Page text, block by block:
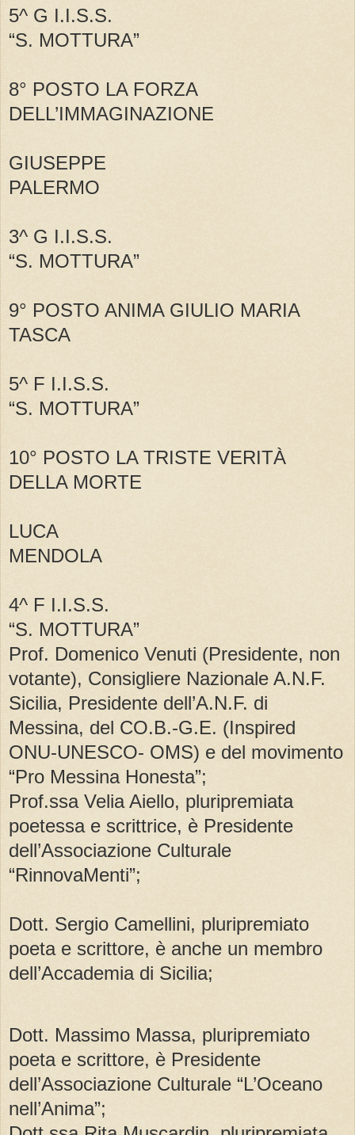
5^ G I.I.S.S.
“S. MOTTURA”
8° POSTO LA FORZA
DELL’IMMAGINAZIONE
GIUSEPPE
PALERMO
3^ G I.I.S.S.
“S. MOTTURA”
9° POSTO ANIMA GIULIO MARIA
TASCA
5^ F I.I.S.S.
“S. MOTTURA”
10° POSTO LA TRISTE VERITÀ
DELLA MORTE
LUCA
MENDOLA
4^ F I.I.S.S.
“S. MOTTURA”
Prof. Domenico Venuti (Presidente, non
votante), Consigliere Nazionale A.N.F.
Sicilia, Presidente dell’A.N.F. di
Messina, del CO.B.-G.E. (Inspired
ONU-UNESCO- OMS) e del movimento
“Pro Messina Honesta”;
Prof.ssa Velia Aiello, pluripremiata
poetessa e scrittrice, è Presidente
dell’Associazione Culturale
“RinnovaMenti”;
Dott. Sergio Camellini, pluripremiato
poeta e scrittore, è anche un membro
dell’Accademia di Sicilia;
Dott. Massimo Massa, pluripremiato
poeta e scrittore, è Presidente
dell’Associazione Culturale “L’Oceano
nell’Anima”;